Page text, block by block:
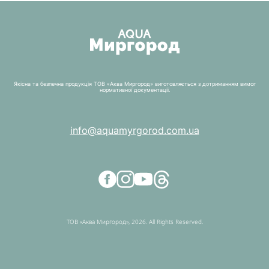
ТОВ «Аква Миргород», 2026. All Rights Reserved.
Якісна та безпечна продукція ТОВ «Аква Миргород» виготовляється з дотриманням вимог
нормативної документації.
info@aquamyrgorod.com.ua